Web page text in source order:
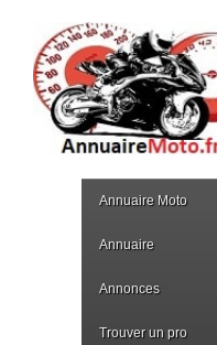
Annuaire Moto
Annuaire
Annonces
Trouver un pro